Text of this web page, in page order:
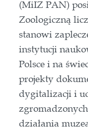
(MiIZ PAN)
Zoologiczną
stanowi
instytucji
Polsce i na
projekty
dygitalizacji i
działania